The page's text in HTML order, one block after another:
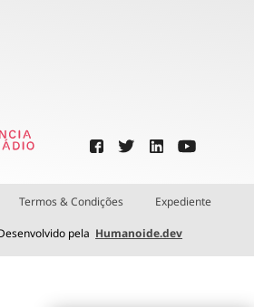
Termos & Condições Expediente
pela Humanoide.dev